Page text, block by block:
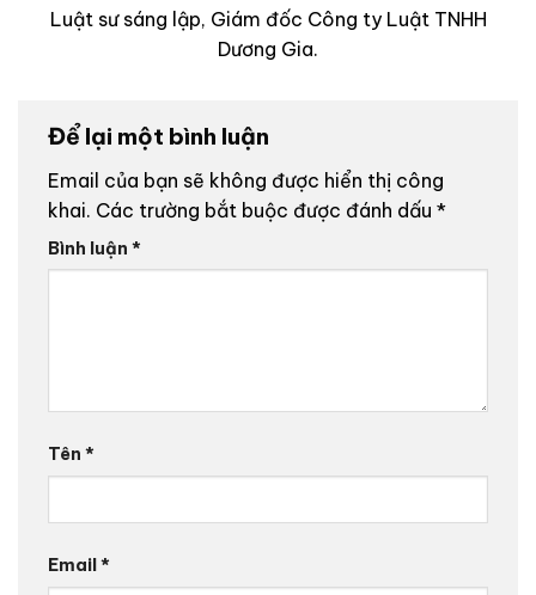
Luật sư sáng lập, Giám đốc Công ty Luật TNHH
Dương Gia.
Để lại một bình luận
Email của bạn sẽ không được hiển thị công
khai. Các trường bắt buộc được đánh dấu *
Bình luận *
Tên *
Email*